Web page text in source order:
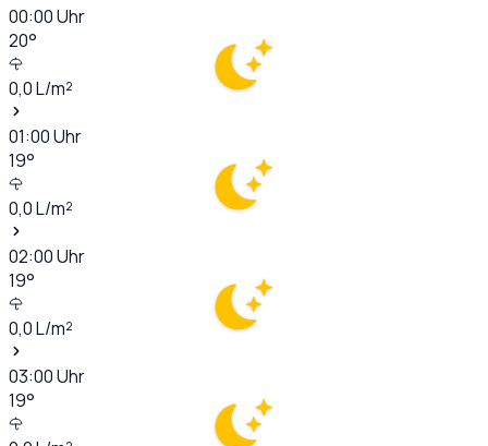
00:00Uhr
20°
0,0L/m²
01:00Uhr
19°
0,0L/m²
02:00Uhr
19°
0,0L/m²
03:00Uhr
19°